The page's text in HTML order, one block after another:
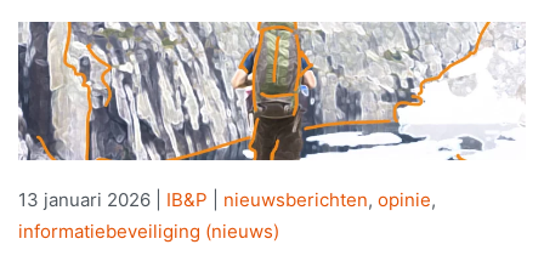
13 januari 2026 IB&P nieuwsberichten, opinie,
informatiebeveiliging (nieuws)